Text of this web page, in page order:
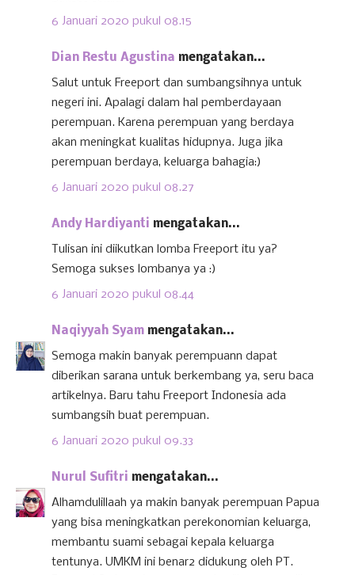
6 Januari 2020 pukul 08.15
Dian Restu Agustina mengatakan...
Salut untuk Freeport dan sumbangsihnya untuk
negeri ini. Apalagi dalam hal pemberdayaan
perempuan. Karena perempuan yang berdaya
akan meningkat kualitas hidupnya. Juga jika
perempuan berdaya, keluarga bahagia:)
6 Januari 2020 pukul 08.27
Andy Hardiyanti mengatakan...
Tulisan ini diikutkan lomba Freeport itu ya?
Semoga sukses lombanya ya :)
6 Januari 2020 pukul 08.44
Naqiyyah Syam mengatakan...
Semoga makin banyak perempuann dapat
diberikan sarana untuk berkembang ya, seru baca
artikelnya. Baru tahu Freeport Indonesia ada
sumbangsih buat perempuan.
6 Januari 2020 pukul 09.33
Nurul Sufitri mengatakan...
Alhamdulillaah ya makin banyak perempuan Papua
yang bisa meningkatkan perekonomian keluarga,
membantu suami sebagai kepala keluarga
tentunya. UMKM ini benar2 didukung oleh PT.